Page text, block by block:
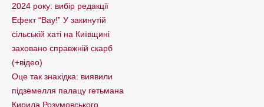
2024 року: вибір редакції
Ефект “Вау!” У закинутій
сільській хаті на Київщині
заховано справжній скарб
(+відео)
Оце так знахідка: виявили
підземелля палацу гетьмана
Кирила Розумовського